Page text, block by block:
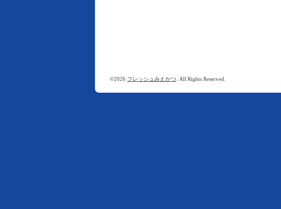
©2026 フレッシュみえかつ . All Rights Reserved.